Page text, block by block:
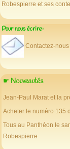
Robespierre et ses
Pour nous écrire:
Contactez-nous
☛ Nouveautés
Jean-Paul Marat et la
Acheter le numéro 135
Tous au Panthéon le
Robespierre